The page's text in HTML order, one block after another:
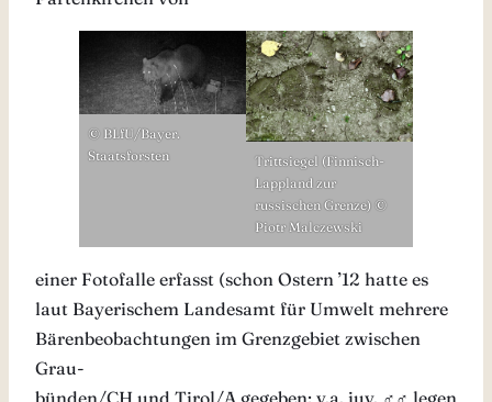
© BLfU/Bayer.
Staatsforsten
Trittsiegel (Finnisch-
Lappland zur
russischen Grenze) ©
Piotr Malczewski
einer Fotofalle erfasst (schon Ostern ’12 hatte es
laut Bayerischem Landesamt für Umwelt mehrere
Bärenbeobachtungen im Grenzgebiet zwischen
Grau-